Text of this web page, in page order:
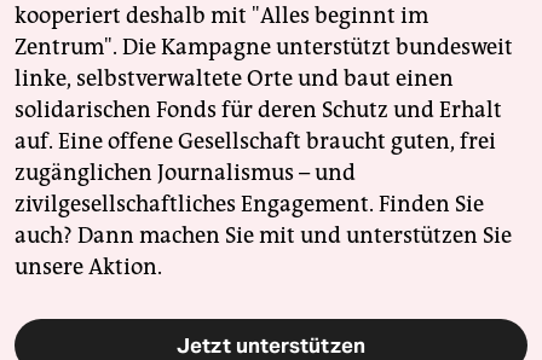
kooperiert deshalb mit "Alles beginnt im
Zentrum". Die Kampagne unterstützt bundesweit
linke, selbstverwaltete Orte und baut einen
solidarischen Fonds für deren Schutz und Erhalt
auf. Eine offene Gesellschaft braucht guten, frei
zugänglichen Journalismus – und
zivilgesellschaftliches Engagement. Finden Sie
auch? Dann machen Sie mit und unterstützen Sie
unsere Aktion.
Jetzt unterstützen